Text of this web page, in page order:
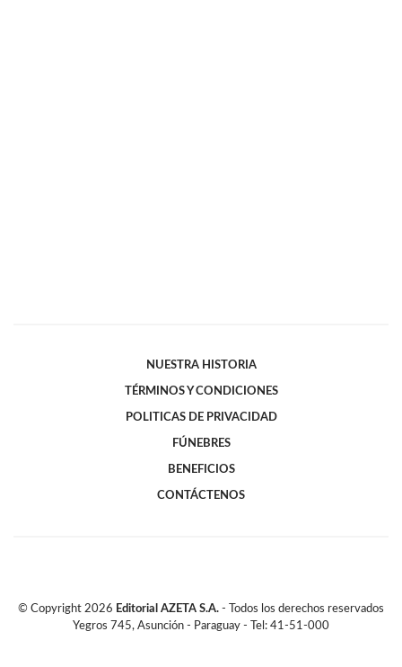
NUESTRA HISTORIA
TÉRMINOS Y CONDICIONES
POLITICAS DE PRIVACIDAD
FÚNEBRES
BENEFICIOS
CONTÁCTENOS
© Copyright 2026 Editorial AZETA S.A. - Todos los derechos reservados
Yegros 745, Asunción - Paraguay - Tel: 41-51-000